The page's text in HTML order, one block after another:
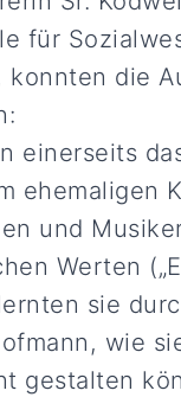
für
konnten die
einerseits
ehemaligen
und
Werten
sie
wie
gestalten